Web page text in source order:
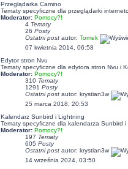
Przeglądarka Camino
Tematy specyficzne dla przeglądarki
Moderator: Pomocy?!
4 Tematy
26 Posty
Ostatni postautor: Tomek
07 kwietnia 2014, 06:58
Edytor stron Nvu
Tematy specyficzne dla edytora stron Nvu i
Moderator: Pomocy?!
310 Tematy
1291 Posty
Ostatni postautor: krystian3w
25 marca 2018, 20:53
Kalendarz Sunbird i Lightning
Tematy specyficzne dla kalendarza Sunbird i
Moderator: Pomocy?!
197 Tematy
605 Posty
Ostatni postautor: krystian3w
14 września 2024, 03:50